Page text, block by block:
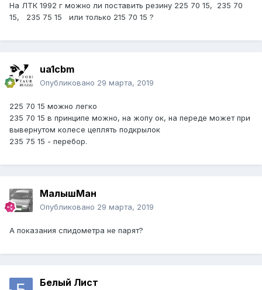
На ЛТК 1992 г можно ли поставить резину 225 70 15, 235 70
15, 235 75 15 или только 215 70 15 ?
ua1cbm
Опубликовано 29 марта, 2019
225 70 15 можно легко
235 70 15 в принципе можно, на жопу ок, на переде может при
вывернутом колесе цеплять подкрылок
235 75 15 - перебор.
МалышМан
Опубликовано 29 марта, 2019
А показания спидометра не парят?
Белый Лист